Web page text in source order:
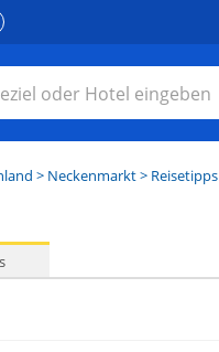
> Neckenmarkt> Reisetipps